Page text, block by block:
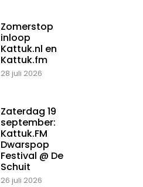
Zomerstop
inloop
Kattuk.nl en
Kattuk.fm
28 juli 2026
Zaterdag 19
september:
Kattuk.FM
Dwarspop
Festival @ De
Schuit
26 juli 2026